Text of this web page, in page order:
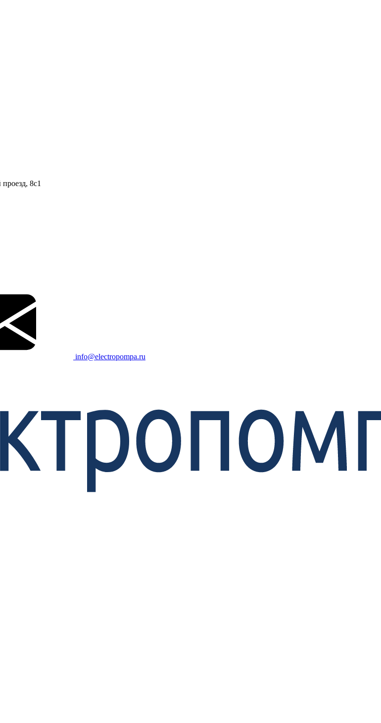
8c1
info@electropompa.ru